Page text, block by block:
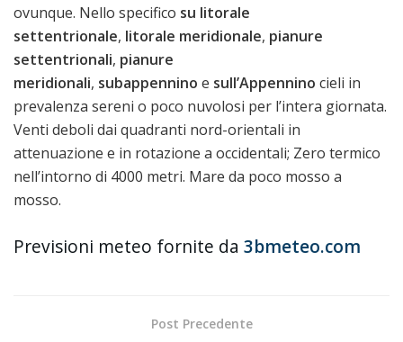
ovunque. Nello specifico su litorale
settentrionale, litorale meridionale, pianure
settentrionali, pianure
meridionali, subappennino e sull’Appennino cieli in
prevalenza sereni o poco nuvolosi per l’intera giornata.
Venti deboli dai quadranti nord-orientali in
attenuazione e in rotazione a occidentali; Zero termico
nell’intorno di 4000 metri. Mare da poco mosso a
mosso.
Previsioni meteo fornite da 3bmeteo.com
Post Precedente